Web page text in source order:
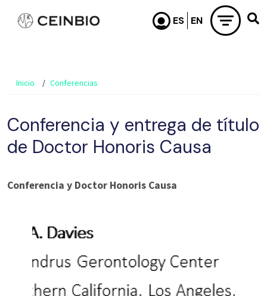
Pasar al contenido principal
Inicio Conferencias
Conferencia y entrega de título
de Doctor Honoris Causa
Conferencia y Doctor Honoris Causa